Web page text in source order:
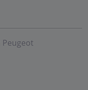
Peugeot